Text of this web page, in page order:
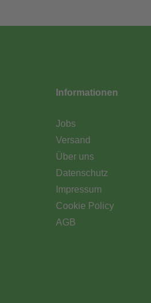
Informationen
Jobs
Versand
Über uns
Datenschutz
Impressum
Cookie Policy
AGB